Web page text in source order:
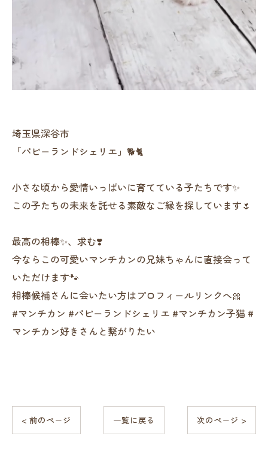
埼玉県深谷市
「パピーランドシェリエ」🐕🐈
小さな頃から愛情いっぱいに育てている子たちです✨
この子たちの未来を託せる素敵なご縁を探しています🌷
最高の相棒✨、求む❣️
今ならこの可愛いマンチカンの兄妹ちゃんに直接会って
いただけます🐾
相棒候補さんに会いたい方はプロフィールリンクへ🎀
#マンチカン #パピーランドシェリエ #マンチカン子猫 #
マンチカン好きさんと繋がりたい
< 前のページ 一覧に戻る 次のページ >